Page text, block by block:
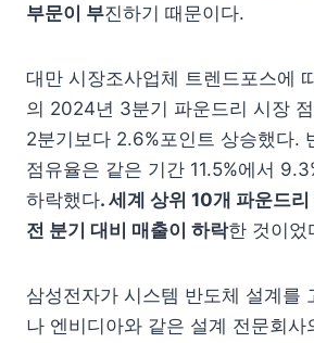
부문이 부진하기 때문이다.
대만 시장조사업체 트렌드포스에
의 2024년 3분기 파운드리 시장
2분기보다 2.6%포인트 상승했다.
점유율은 같은 기간 11.5%에서
하락했다. 세계 상위 10개 파운드
전 분기 대비 매출이 하락한 것이었
삼성전자가 시스템 반도체 설계를
나 엔비디아와 같은 설계 전문회사